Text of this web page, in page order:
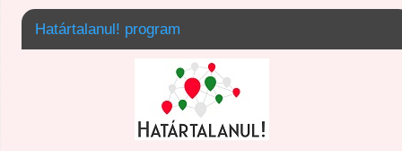
Határtalanul! program